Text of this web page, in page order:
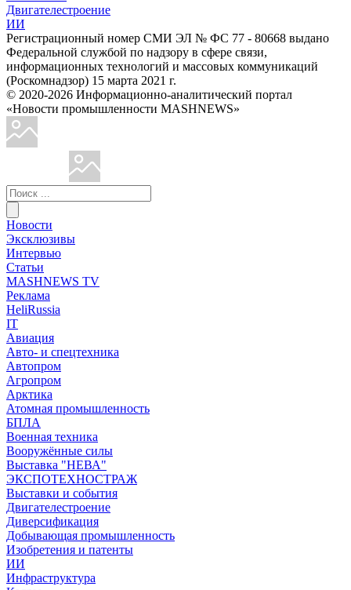
Двигателестроение
ИИ
Регистрационный номер СМИ ЭЛ № ФС 77 - 80668 выдано
Федеральной службой по надзору в сфере связи,
информационных технологий и массовых коммуникаций
(Роскомнадзор) 15 марта 2021 г.
© 2020-2026 Информационно-аналитический портал
«Новости промышленности MASHNEWS»
Новости
Эксклюзивы
Интервью
Статьи
MASHNEWS TV
Реклама
HeliRussia
IT
Авиация
Авто- и спецтехника
Автопром
Агропром
Арктика
Атомная промышленность
БПЛА
Военная техника
Вооружённые силы
Выставка "НЕВА"
ЭКСПОТЕХНОСТРАЖ
Выставки и события
Двигателестроение
Диверсификация
Добывающая промышленность
Изобретения и патенты
ИИ
Инфраструктура